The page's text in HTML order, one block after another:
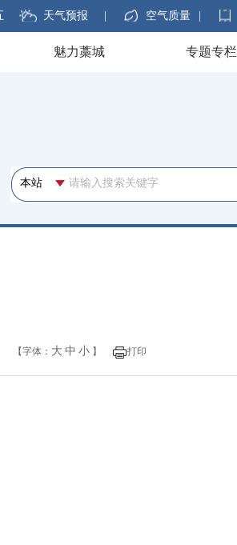
天气预报 空气质量
魅力藁城 专题专栏
【字体： 大 中 小 】 打印